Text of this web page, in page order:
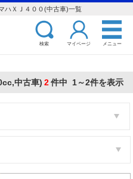
ハＸＪ４００(中古車)一覧
検索 マイページ メニュー
中古車) 2件中 1～2件を表示